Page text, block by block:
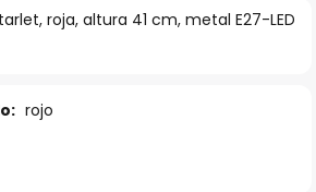
roja, altura 41 cm, metal E27-LED
rojo